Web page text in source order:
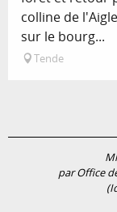
colline de
sur le bourg...
Tende
par Office